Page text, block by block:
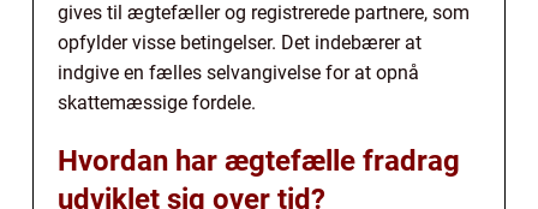
gives til ægtefæller og registrerede partnere, som
opfylder visse betingelser. Det indebærer at
indgive en fælles selvangivelse for at opnå
skattemæssige fordele.
Hvordan har ægtefælle fradrag
udviklet sig over tid?